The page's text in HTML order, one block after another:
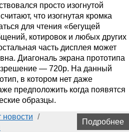
просто изогнутой
что изогнутая кромка
для чтения «бегущей
котировок и любых других
часть дисплея может
Диагональ экрана прототипа
— 720p. На данный
в котором нет даже
предположить когда появятся
образцы.
новости /
Подробнее